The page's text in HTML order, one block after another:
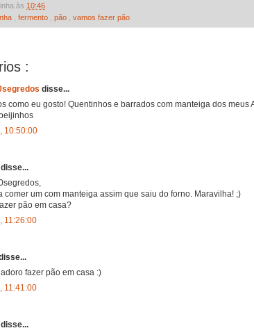
às 10:46
fermento pão vamos fazer pão
:
disse...
como eu gosto! Quentinhos e barrados com manteiga dos meus
10:50:00
disse...
comer um com manteiga assim que saiu do forno. Maravilha! ;)
pão em casa?
11:26:00
fazer pão em casa :)
11:41:00
disse...